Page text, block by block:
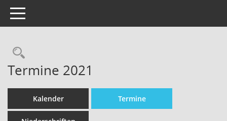
Toggle navigation
Termine 2021
Kalender Termine